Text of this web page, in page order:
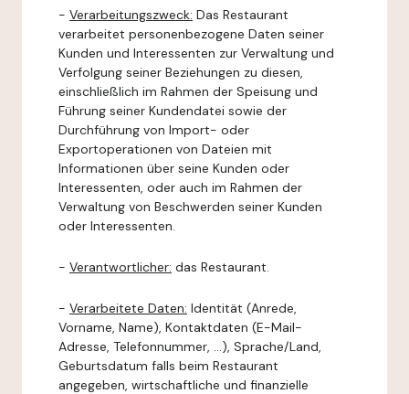
- Verarbeitungszweck: Das Restaurant
verarbeitet personenbezogene Daten seiner
Kunden und Interessenten zur Verwaltung und
Verfolgung seiner Beziehungen zu diesen,
einschließlich im Rahmen der Speisung und
Führung seiner Kundendatei sowie der
Durchführung von Import- oder
Exportoperationen von Dateien mit
Informationen über seine Kunden oder
Interessenten, oder auch im Rahmen der
Verwaltung von Beschwerden seiner Kunden
oder Interessenten.
- Verantwortlicher: das Restaurant.
- Verarbeitete Daten: Identität (Anrede,
Vorname, Name), Kontaktdaten (E-Mail-
Adresse, Telefonnummer, ...), Sprache/Land,
Geburtsdatum falls beim Restaurant
angegeben, wirtschaftliche und finanzielle